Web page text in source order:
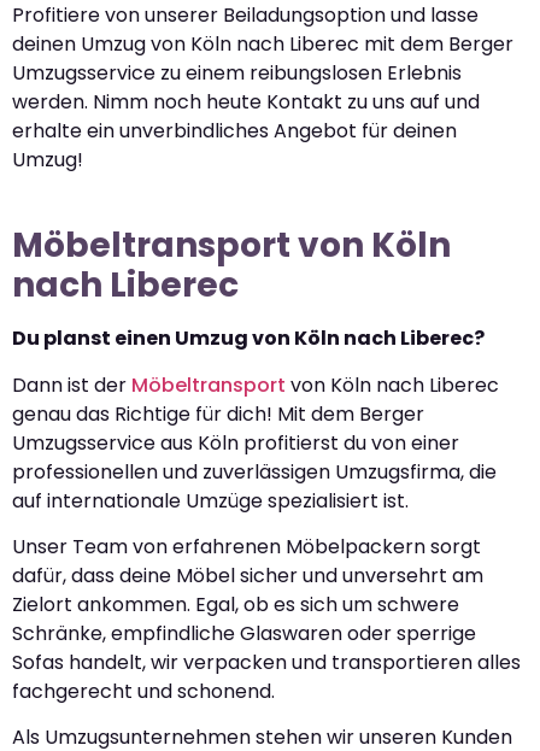
Profitiere von unserer Beiladungsoption und lasse
deinen Umzug von Köln nach Liberec mit dem Berger
Umzugsservice zu einem reibungslosen Erlebnis
werden. Nimm noch heute Kontakt zu uns auf und
erhalte ein unverbindliches Angebot für deinen
Umzug!
Möbeltransport von Köln
nach Liberec
Du planst einen Umzug von Köln nach Liberec?
Dann ist der Möbeltransport von Köln nach Liberec
genau das Richtige für dich! Mit dem Berger
Umzugsservice aus Köln profitierst du von einer
professionellen und zuverlässigen Umzugsfirma, die
auf internationale Umzüge spezialisiert ist.
Unser Team von erfahrenen Möbelpackern sorgt
dafür, dass deine Möbel sicher und unversehrt am
Zielort ankommen. Egal, ob es sich um schwere
Schränke, empfindliche Glaswaren oder sperrige
Sofas handelt, wir verpacken und transportieren alles
fachgerecht und schonend.
Als Umzugsunternehmen stehen wir unseren Kunden